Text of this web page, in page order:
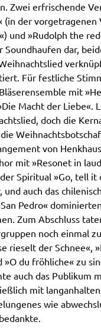
Zwei erfrischende
(in der vorgetragenen
und »Rudolph the
Soundhaufen dar,
Für festliche
mit
Macht der Liebe«.
doch die
von
mit »Resonet in
Spiritual »Go, tell it
und auch das
Pedro«
Zum Abschluss
noch einmal
rieselt der Schnee«,
du fröhliche« zu
auch das Publikum
mit
wie